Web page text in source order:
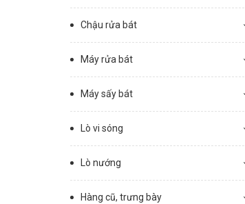
Chậu rửa bát
Máy rửa bát
Máy sấy bát
Lò vi sóng
Lò nướng
Hàng cũ, trưng bày